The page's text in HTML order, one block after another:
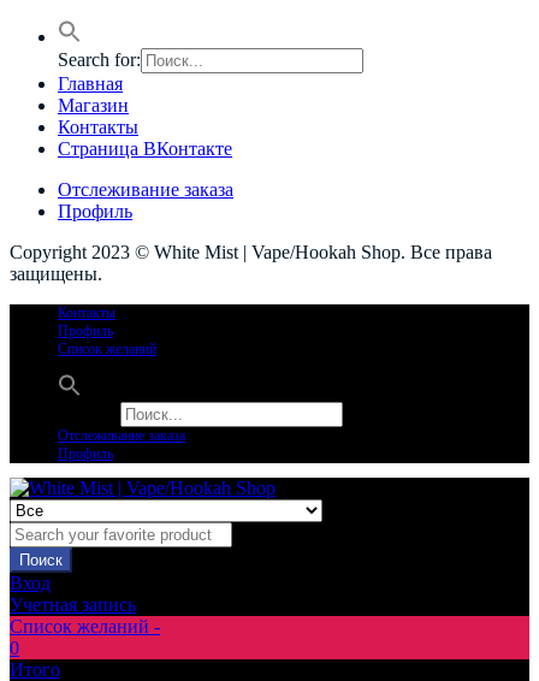
Search for:
Главная
Магазин
Контакты
Страница ВКонтакте
Отслеживание заказа
Профиль
Copyright 2023 © White Mist | Vape/Hookah Shop. Все права
защищены.
Контакты
Профиль
Список желаний
Отслеживание заказа
Профиль
Поиск
Вход
Учетная запись
Список желаний -
0
Итого